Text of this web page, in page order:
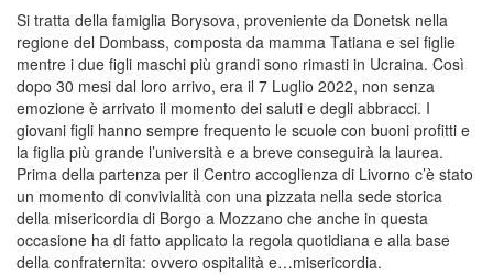
Si tratta della famiglia Borysova, proveniente da Donetsk nella
regione del Dombass, composta da mamma Tatiana e sei figlie
mentre i due figli maschi più grandi sono rimasti in Ucraina. Così
dopo 30 mesi dal loro arrivo, era il 7 Luglio 2022, non senza
emozione è arrivato il momento dei saluti e degli abbracci. I
giovani figli hanno sempre frequento le scuole con buoni profitti e
la figlia più grande l’università e a breve conseguirà la laurea.
Prima della partenza per il Centro accoglienza di Livorno c’è stato
un momento di convivialità con una pizzata nella sede storica
della misericordia di Borgo a Mozzano che anche in questa
occasione ha di fatto applicato la regola quotidiana e alla base
della confraternita: ovvero ospitalità e…misericordia.